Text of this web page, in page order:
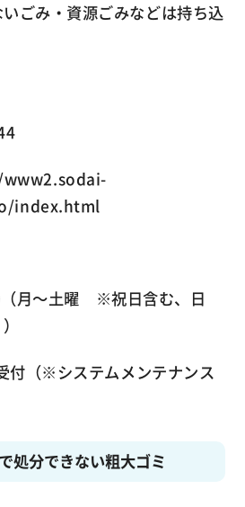
ごみ・資源ごみなどは持ち込
www2.sodai-
index.html
月～土曜 ※祝日含む、日
付（※システムメンテナンス
処分できない粗大ゴミ